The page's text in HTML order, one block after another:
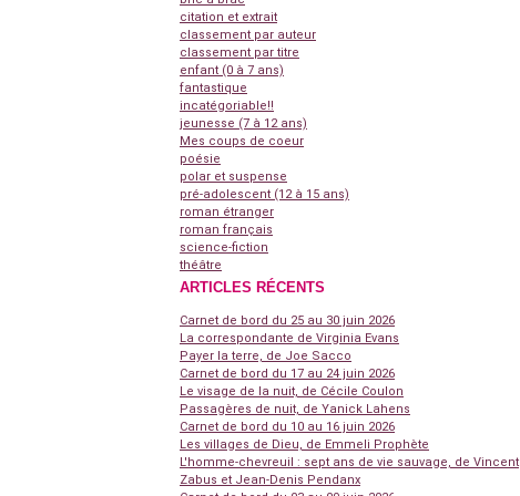
citation et extrait
classement par auteur
classement par titre
enfant (0 à 7 ans)
fantastique
incatégoriable!!
jeunesse (7 à 12 ans)
Mes coups de coeur
poésie
polar et suspense
pré-adolescent (12 à 15 ans)
roman étranger
roman français
science-fiction
théâtre
ARTICLES RÉCENTS
Carnet de bord du 25 au 30 juin 2026
La correspondante de Virginia Evans
Payer la terre, de Joe Sacco
Carnet de bord du 17 au 24 juin 2026
Le visage de la nuit, de Cécile Coulon
Passagères de nuit, de Yanick Lahens
Carnet de bord du 10 au 16 juin 2026
Les villages de Dieu, de Emmeli Prophète
L'homme-chevreuil : sept ans de vie sauvage, de Vincent
Zabus et Jean-Denis Pendanx